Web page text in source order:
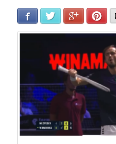
Facebook Twitter Google+